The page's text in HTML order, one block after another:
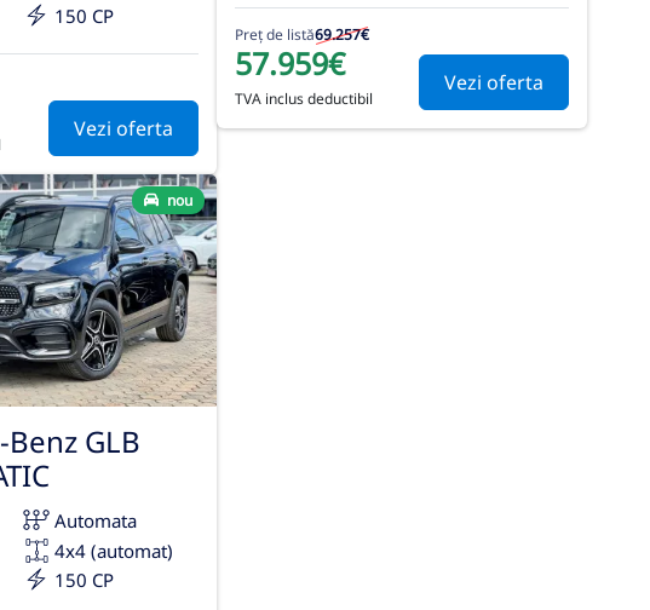
150 CP
Vezi oferta
Preț de listă69.257€
57.959€
TVA inclus deductibil
Vezi oferta
nou
GLB
Automata
4x4 (automat)
150 CP